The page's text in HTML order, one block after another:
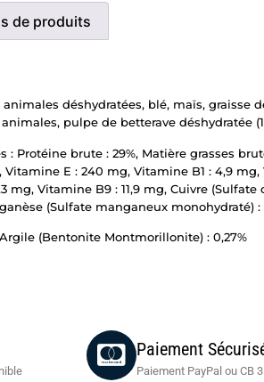
de produits
déshydratées, blé, maïs, graisse
pulpe de betterave déshydratée
Protéine brute : 29%, Matière grasses
Vitamine E : 240 mg, Vitamine B1 : 4,9
mg, Vitamine B9 : 11,9 mg, Cuivre
(Sulfate manganeux
(Bentonite Montmorillonite) : 0,27%
Paiement
Paiement PayPal ou CB